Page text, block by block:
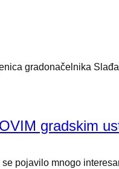
gradonačelnika
gradskim
pojavilo mnogo